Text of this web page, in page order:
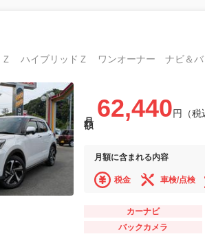
Ｚ ハイブリッドＺ ワンオーナー ナビ＆バ
62,440円（税
月額に含まれる内容
税金 車検/点検
カーナビ
バックカメラ